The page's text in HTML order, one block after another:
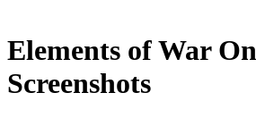
Elements of War
Screenshots